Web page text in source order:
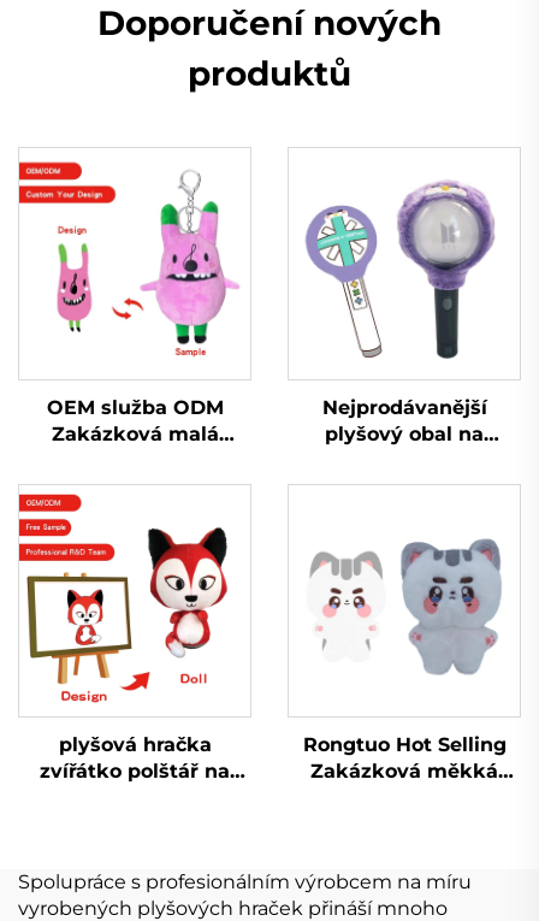
Doporučení nových
produktů
OEM služba ODM
Zakázková malá
přívěskem na klíče
Vycpaná plyšová
hračka s přívěskem na
klíče pro propagaci
Nejprodávanější
plyšový obal na
lehkou tyčinkou
popových hvězd
Hudební koncert
plyšová hračka
zvířátko polštář na
vycpaná liška
Rongtuo Hot Selling
Zakázková měkká
panenku 10 cm
Spolupráce s profesionálním výrobcem na míru
vyrobených plyšových hraček přináší mnoho